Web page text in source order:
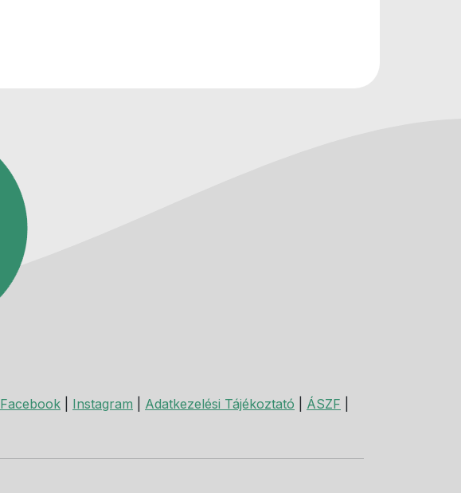
Facebook Instagram Adatkezelési Tájékoztató ÁSZF